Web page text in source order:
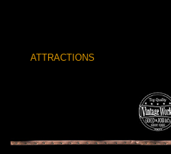
ATTRACTIONS